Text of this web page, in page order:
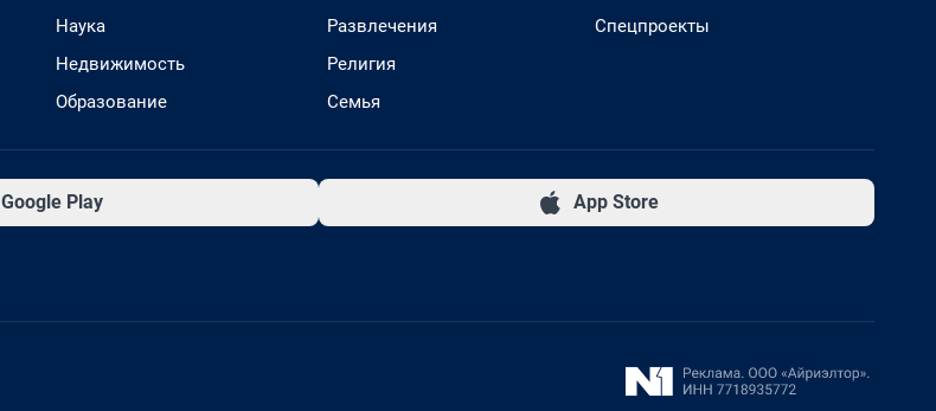
Наука
Недвижимость
Образование
Развлечения
Религия
Семья
Спецпроекты
Google Play App Store